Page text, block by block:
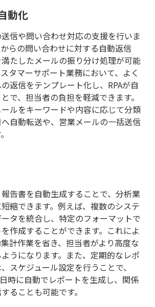
動化
信や問い合わせ対応の支援を行いま
らの問い合わせに対する自動返信
たしたメールの振り分け処理が可能
タマーサポート業務において、よく
返信をテンプレート化し、 RPAが自
で、担当者の負担を軽減できます。
ルをキーワードや内容に応じて分類
自動転送や、営業メールの一括送信
告書を自動生成することで、分析業
縮できます。例えば、複数のシステ
タを統合し、特定のフォーマットで
作成することができます。これによ
計作業を省き、担当者がより高度な
うになります。また、定期的なレポ
スケジュール設定を行うことで、
時に自動でレポートを生成し、関係
ることも可能です。